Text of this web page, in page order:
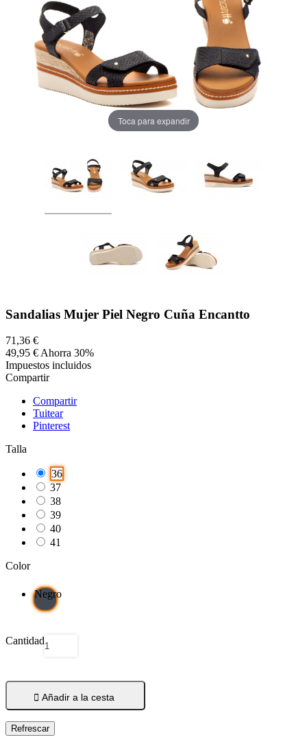
Toca para expandir
Sandalias Mujer Piel Negro Cuña Encantto
71,36 €
49,95 €Ahorra 30%
Impuestos incluidos
Compartir
Compartir
Tuitear
Pinterest
Talla
36
37
38
39
40
41
Color
Negro
Cantidad
 Añadir a la cesta